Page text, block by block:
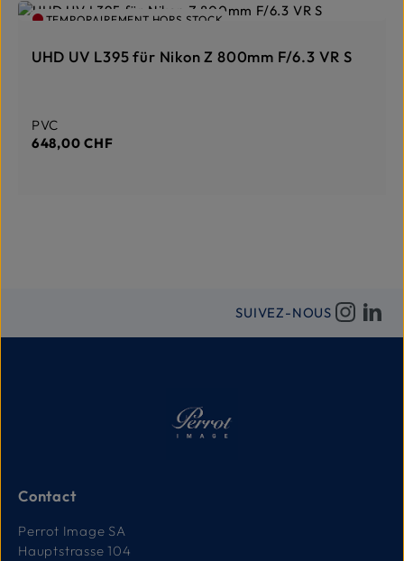
TEMPORAIREMENT HORS STOCK
UHD UV L395 für Nikon Z 800mm F/6.3 VR S
Prix régulier :
PVC
648,00 CHF
SUIVEZ-NOUS
Contact
Perrot Image SA
Hauptstrasse 104